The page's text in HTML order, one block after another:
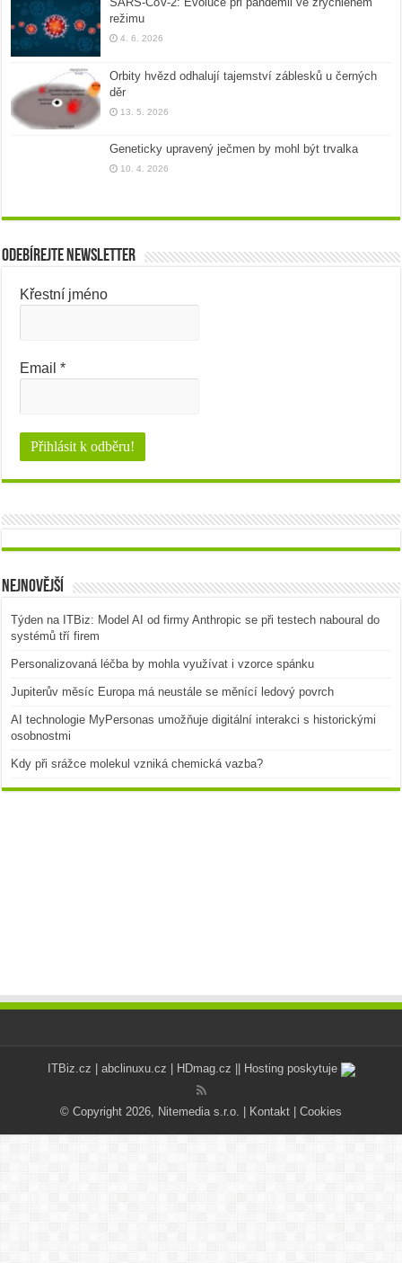
režimu
4. 6. 2026
Orbity hvězd odhalují tajemství záblesků u černých
děr
13. 5. 2026
Geneticky upravený ječmen by mohl být trvalka
10. 4. 2026
Odebírejte newsletter
Křestní jméno
Email*
Nejnovější
Týden na ITBiz: Model AI od firmy Anthropic se při testech naboural do
systémů tří firem
Personalizovaná léčba by mohla využívat i vzorce spánku
Jupiterův měsíc Europa má neustále se měnící ledový povrch
AI technologie MyPersonas umožňuje digitální interakci s historickými
osobnostmi
Kdy při srážce molekul vzniká chemická vazba?
ITBiz.cz abclinuxu.cz HDmag.cz || Hosting poskytuje
© Copyright 2026, Nitemedia s.r.o. | Kontakt Cookies